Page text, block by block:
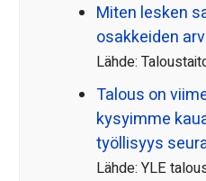
Miten lesken
osakkeiden
Lähde:
Talous on
kysyimme
työllisyys
Lähde: YLE